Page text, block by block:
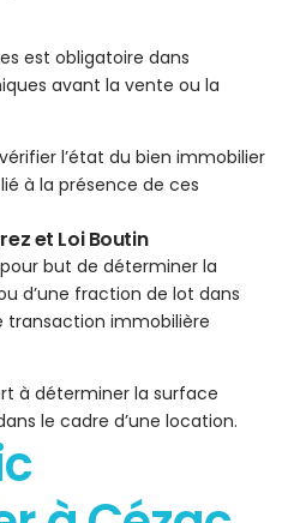
est obligatoire dans
avant la vente ou la
l’état du bien immobilier
à la présence de ces
et Loi Boutin
but de déterminer la
d’une fraction de lot dans
transaction immobilière
à déterminer la surface
le cadre d’une location.